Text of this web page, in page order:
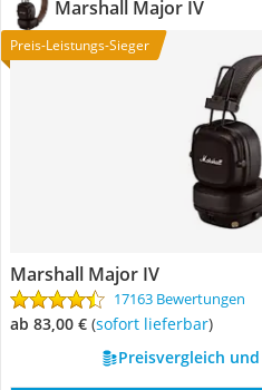
Marshall Major IV
Preis-Leistungs-Sieger
Marshall Major IV
17163 Bewertungen
ab 83,00 € ( Sofort lieferbar)
Preisvergleich